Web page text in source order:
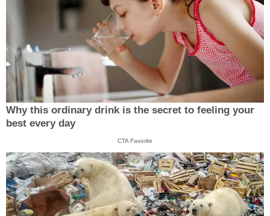
Why this ordinary drink is the secret to feeling your
best every day
CTA Favorite